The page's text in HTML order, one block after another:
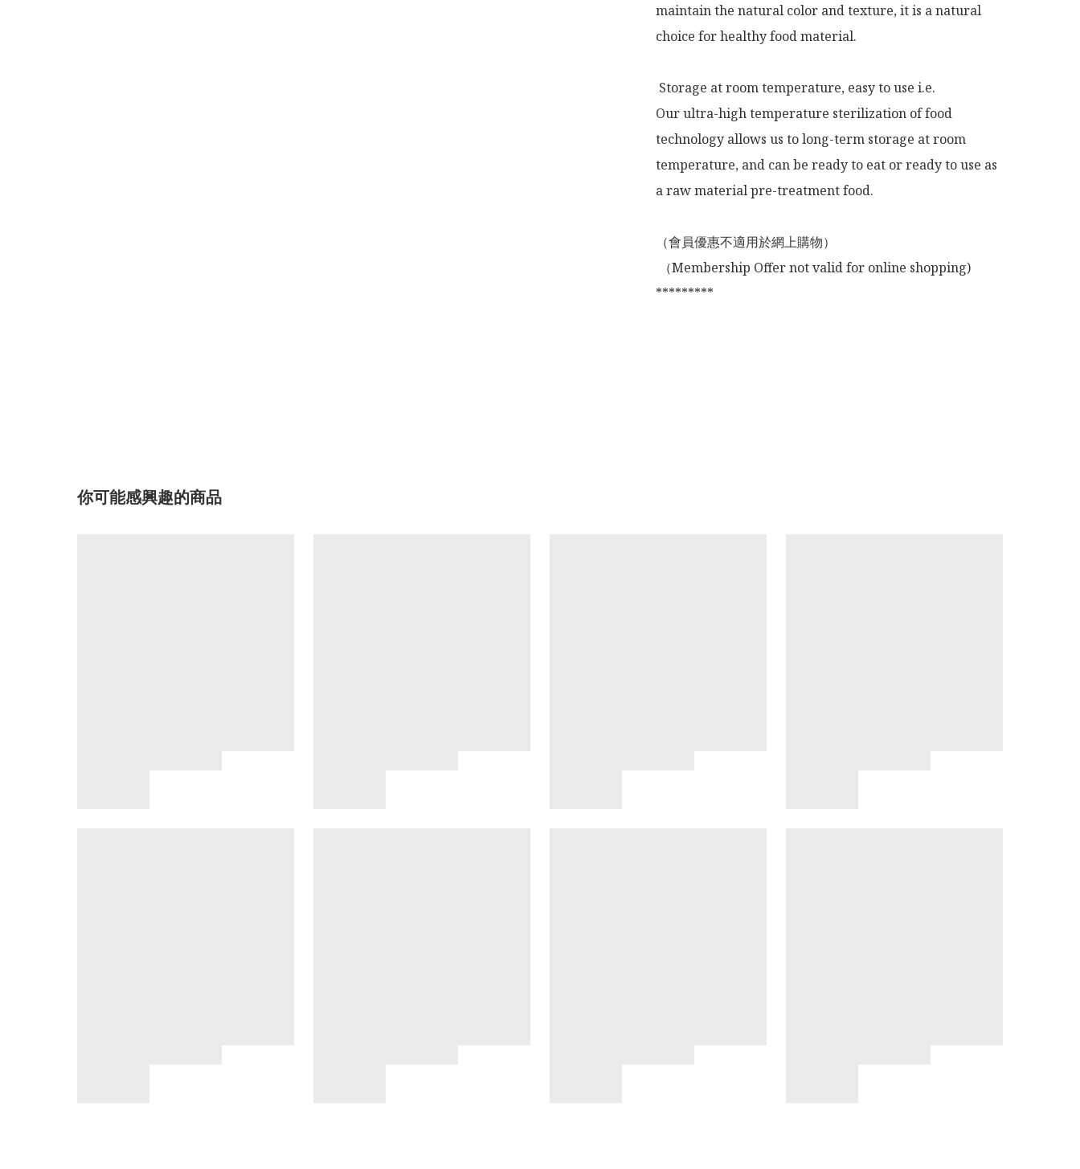
maintain the natural color and texture, it is a natural
choice for healthy food material.
Storage at room temperature, easy to use i.e.
Our ultra-high temperature sterilization of food
technology allows us to long-term storage at room
temperature, and can be ready to eat or ready to use as
a raw material pre-treatment food.
（會員優惠不適用於網上購物）
*********
你可能感興趣的商品